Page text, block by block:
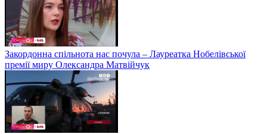
Закордонна спільнота нас почула – Лауреатка Нобелівської
премії миру Олександра Матвійчук